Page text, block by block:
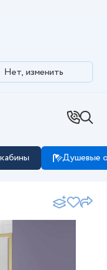
Нет, изменить
Душевые